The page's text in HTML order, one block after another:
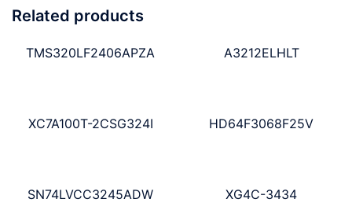
Related products
TMS320LF2406APZA A3212ELHLT
XC7A100T-2CSG324I HD64F3068F25V
SN74LVCC3245ADW XG4C-3434